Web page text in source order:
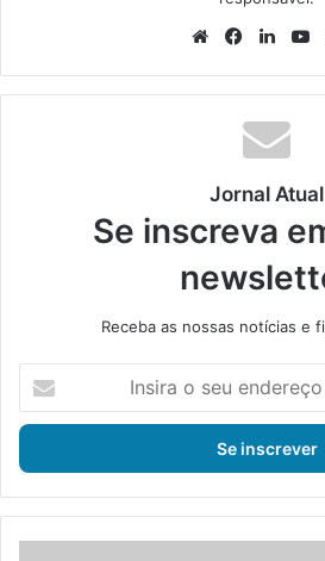
We
te
Fa
bo
ok
Lin
din
Jornal Atual
Se inscreva
Receba as nossas notícias e
s
r
a